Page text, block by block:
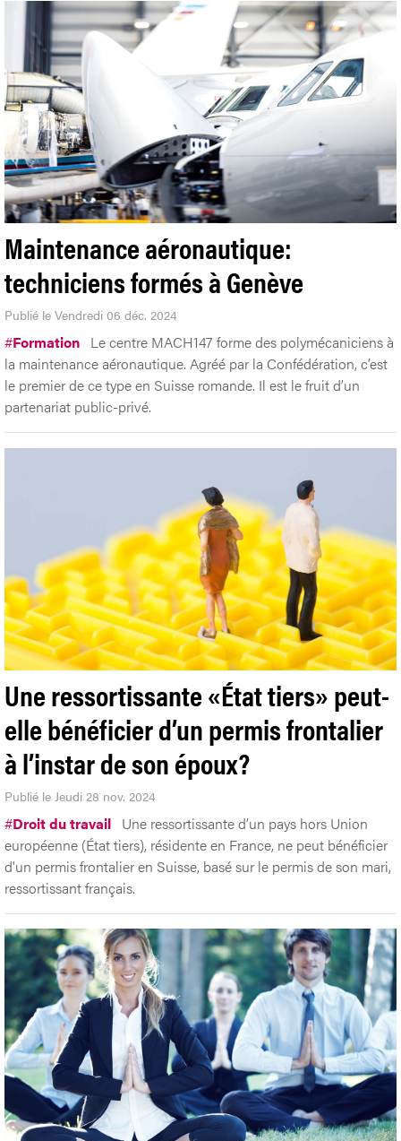
Maintenance aéronautique:
techniciens formés à Genève
Publié le Vendredi 06 déc. 2024
#Formation Le centre MACH147 forme des polymécaniciens à
la maintenance aéronautique. Agréé par la Confédération, c’est
le premier de ce type en Suisse romande. Il est le fruit d’un
partenariat public-privé.
Une ressortissante «État tiers» peut-
elle bénéficier d’un permis frontalier
à l’instar de son époux?
Publié le Jeudi 28 nov. 2024
#Droit du travail Une ressortissante d’un pays hors Union
européenne (État tiers), résidente en France, ne peut bénéficier
d'un permis frontalier en Suisse, basé sur le permis de son mari,
ressortissant français.